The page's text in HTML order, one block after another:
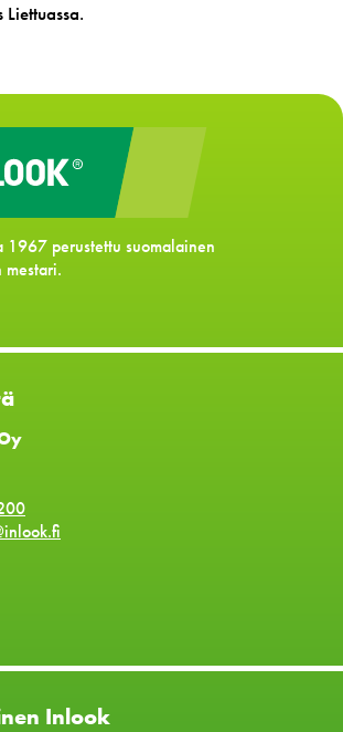
1967 perustettu suomalainen
mestari.
Inlook